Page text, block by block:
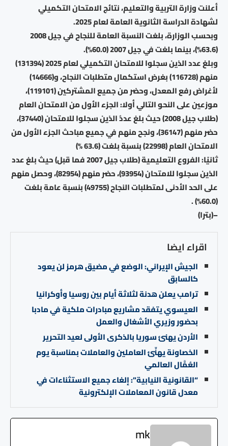
أعلنت وزارة التربية والتعليم، نتائج الامتحان التكميلي
لشهادة الدراسة الثانوية العامة لعام 2025.
وبحسب الوزارة، بلغت النسبة العامة للنجاح في جيل 2008
(63.6%)، بينما بلغت في جيل 2007 (60.0%).
وبلغ عدد الذين سجلوا للامتحان التكميلي لعام 2025 (131394)
منهم (116728) بغرض استكمال متطلبات النجاح، و(14666)
لأغراض رفع المعدل، وحضر من جميع المشتركين (119101)،
موزعين على النحو التالي أولا: الجزء الأول من الامتحان العام
(طلاب جيل 2008) حيث بلغ عددُ الذين سجلوا للامتحان (37440)،
حضر منهم (36147)، ونجح منهم في جميع مباحث الجزء الأول من
الامتحان العام (22998) بنسبة بلغت (63.6 %)
ثانيًا: الفروع التعليمية (طلاب جيل 2007 فما قبل) حيث بلغ عدد
الذين سجلوا للامتحان (93954)، حضر منهم (82954)، وحصل منهم
على الحد الأدنى لمتطلبات النجاح (49755) بنسبة عامة بلغت
(60.0%) .
–(بترا)
اقراء ايضا
الجيش الإيراني: الوضع في مضيق هرمز لن يعود
كالسابق
ترامب يعلن هدنة لثلاثة أيام بين روسيا وأوكرانيا
العيسوي يتفقد مشاريع مبادرات ملكية في مادبا
بحضور وزيري الأشغال والعمل
الأردن يهنئ سوريا بالذكرى الأولى لعيد التحرير
الخصاونة يهنِّئ العاملين والعاملات بمناسبة يوم
العُمَّال العالمي
“القانونية النيابية”: إلغاء جميع الاستثناءات في
معدل قانون المعاملات الإلكترونية
mk